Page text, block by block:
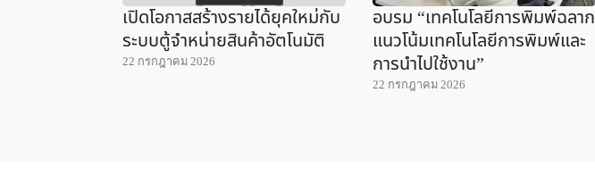
เปิดโอกาสสร้างรายได้ยุคใหม่กับ
ระบบตู้จำหน่ายสินค้าอัตโนมัติ
22 กรกฎาคม 2026
อบรม “เทคโนโลยีการพิมพ์ฉลาก
แนวโน้มเทคโนโลยีการพิมพ์และ
การนำไปใช้งาน”
22 กรกฎาคม 2026